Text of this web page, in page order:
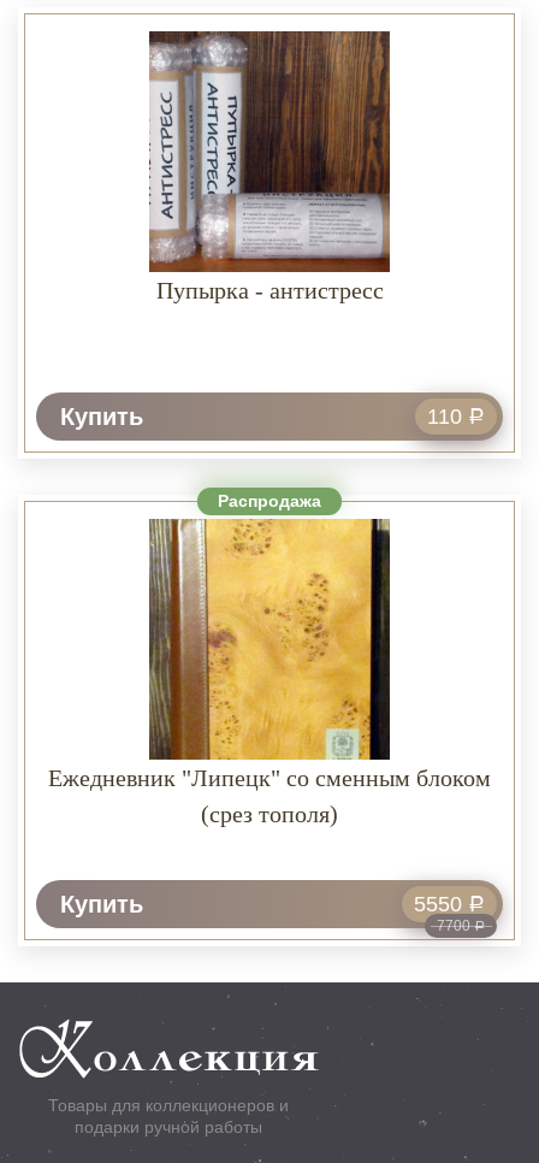
Пупырка - антистресс
Купить 110 Р
Распродажа
Ежедневник "Липецк" со сменным блоком
(срез тополя)
Купить
7700Р
5550 Р
Товары для коллекционеров и
подарки ручной работы